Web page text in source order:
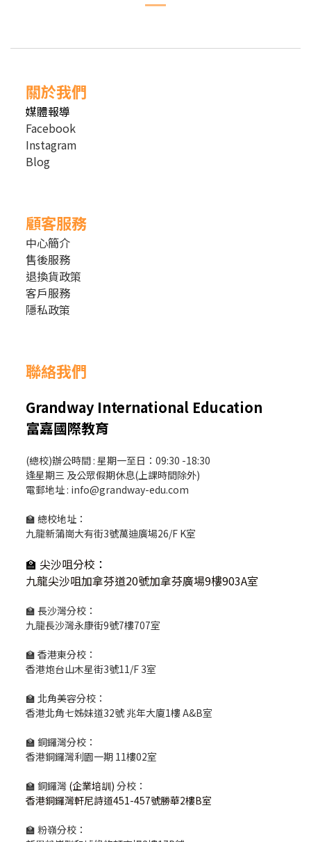
關於我們
媒體報導
Facebook
Instagram
Blog
顧客服務
中心簡介
售後服務
退換貨政策
客戶服務
隱私政策
聯絡我們
Grandway International Education
富嘉國際教育
(總校)辦公時間 : 星期一至日：09:30 -18:30
逢星期三 及公眾假期休息(上課時間除外)
電郵地址 : info@grandway-edu.com
🏫 總校地址：
九龍新蒲崗大有街3號萬迪廣場26/F K室
🏫 尖沙咀分校 ：
九龍尖沙咀加拿芬道20號加拿芬廣場9樓903A室
🏫 長沙灣分校：
九龍長沙灣永康街9號7樓707室
🏫 香港東分校：
香港炮台山木星街3號11/F 3室
🏫 北角美容分校：
香港北角七姊妹道32號 兆年大廈1樓 A&B室
🏫 銅鑼灣分校：
香港銅鑼灣利園一期 11樓02室
🏫 銅鑼灣 (企業培訓) 分校：
香港銅鑼灣軒尼詩道451-457號勝華2樓B室
🏫 粉嶺分校：